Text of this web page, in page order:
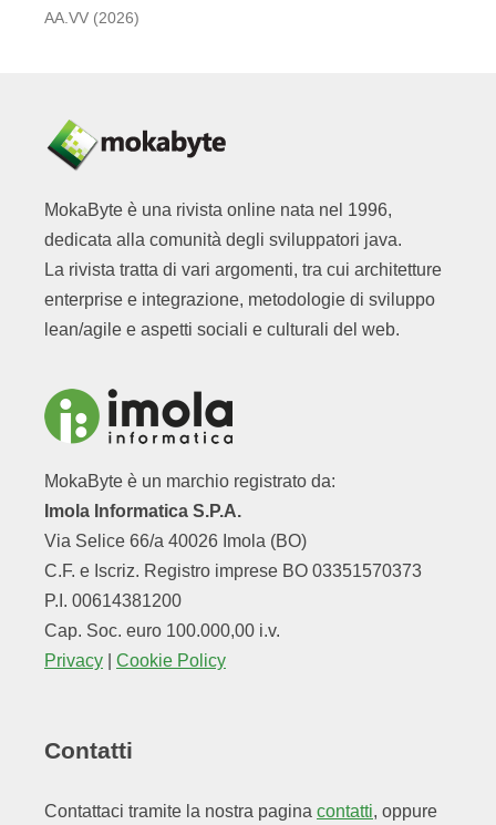
AA.VV (2026)
MokaByte è una rivista online nata nel 1996,
dedicata alla comunità degli sviluppatori java.
La rivista tratta di vari argomenti, tra cui architetture
enterprise e integrazione, metodologie di sviluppo
lean/agile e aspetti sociali e culturali del web.
MokaByte è un marchio registrato da:
Imola Informatica S.P.A.
Via Selice 66/a 40026 Imola (BO)
C.F. e Iscriz. Registro imprese BO 03351570373
P.I. 00614381200
Cap. Soc. euro 100.000,00 i.v.
Privacy
Cookie Policy
Contatti
Contattaci tramite la nostra pagina contatti, oppure